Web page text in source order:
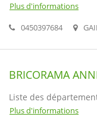
Plus d'informations
0450397684
BRICORAMA
Liste des
Plus d'informations